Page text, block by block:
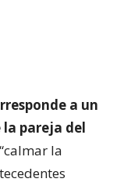
a un
la pareja del
la